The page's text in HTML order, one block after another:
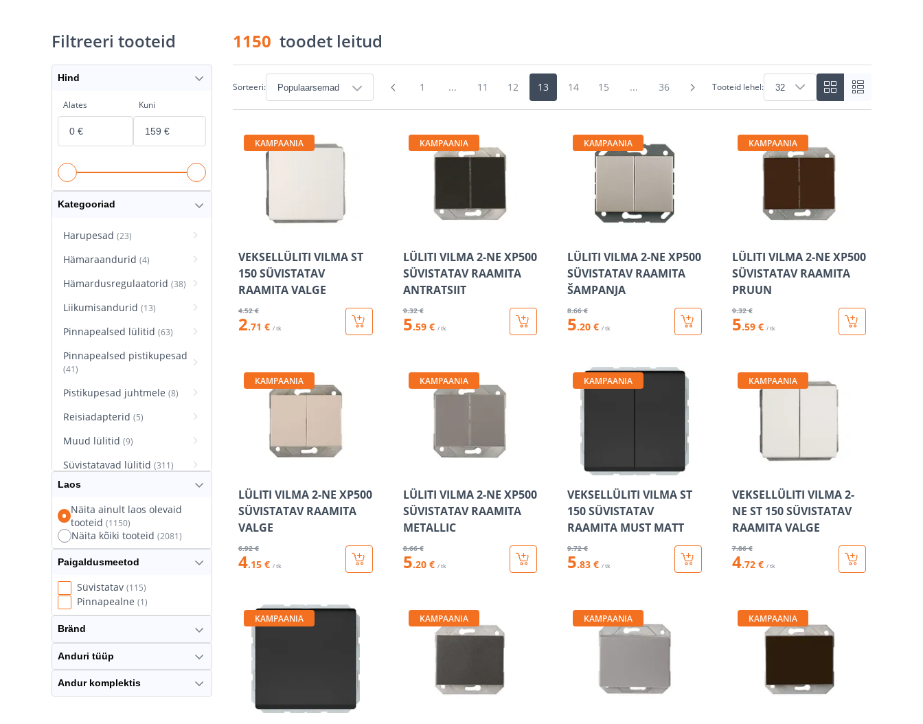
1150 toodet leitud
Sorteeri: 1 ... 11 12 13 14 15 ... 36 Tooteid lehel:
KAMPAANIA
VEKSELLÜLITI VILMA ST
150 SÜVISTATAV
RAAMITA VALGE
4.52 €
2.71 € / tk
KAMPAANIA
LÜLITI VILMA 2-NE XP500
SÜVISTATAV RAAMITA
ANTRATSIIT
9.32 €
5.59 € / tk
KAMPAANIA
LÜLITI VILMA 2-NE XP500
SÜVISTATAV RAAMITA
ŠAMPANJA
8.66 €
5.20 € / tk
KAMPAANIA
LÜLITI VILMA 2-NE XP500
SÜVISTATAV RAAMITA
PRUUN
9.32 €
5.59 € / tk
KAMPAANIA
LÜLITI VILMA 2-NE XP500
SÜVISTATAV RAAMITA
VALGE
6.92 €
4.15 € / tk
KAMPAANIA
LÜLITI VILMA 2-NE XP500
SÜVISTATAV RAAMITA
METALLIC
8.66 €
5.20 € / tk
KAMPAANIA
VEKSELLÜLITI VILMA ST
150 SÜVISTATAV
RAAMITA MUST MATT
9.72 €
5.83 € / tk
KAMPAANIA
VEKSELLÜLITI VILMA 2-
NE ST 150 SÜVISTATAV
RAAMITA VALGE
7.86 €
4.72 € / tk
KAMPAANIA KAMPAANIA KAMPAANIA KAMPAANIA
Filtreeri tooteid
Hind
Alates Kuni
Kategooriad
Harupesad (23)
Hämaraandurid (4)
Hämardusregulaatorid (38)
Liikumisandurid (13)
Pinnapealsed lülitid (63)
Pinnapealsed pistikupesad
(41)
Pistikupesad juhtmele (8)
Reisiadapterid (5)
Muud lülitid (9)
Süvistatavad lülitid (311)
Süvistatavad pistikupesad
Termostaatlülitid
Laos
Näita ainult laos olevaid
tooteid (1150)
Näita kõiki tooteid (2081)
Paigaldusmeetod
Süvistatav (115)
Pinnapealne (1)
Bränd
Anduri tüüp
Andur komplektis